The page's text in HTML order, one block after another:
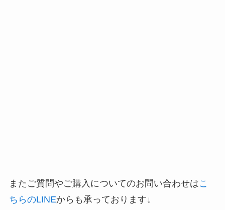
またご質問やご購入についてのお問い合わせはこ
ちらのLINEからも承っております↓